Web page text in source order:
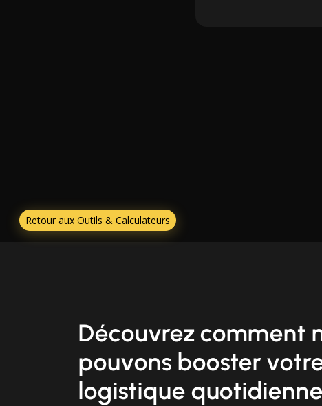
Retour aux Outils & Calculateurs
Découvrez comment
pouvons booster
logistique quotidienne